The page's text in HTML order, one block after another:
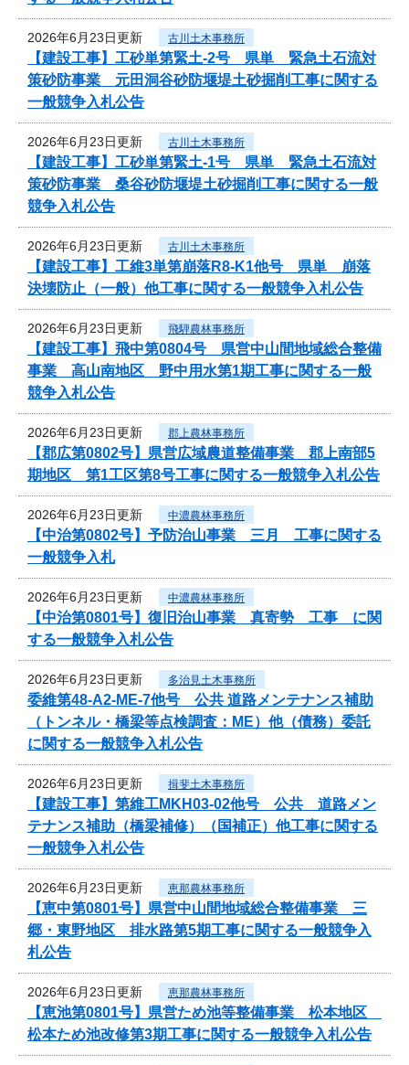
2026年6月23日更新 古川土木事務所
【建設工事】工砂単第緊土-2号 県単 緊急土石流対
策砂防事業 元田洞谷砂防堰堤土砂掘削工事に関する
一般競争入札公告
2026年6月23日更新 古川土木事務所
【建設工事】工砂単第緊土-1号 県単 緊急土石流対
策砂防事業 桑谷砂防堰堤土砂掘削工事に関する一般
競争入札公告
2026年6月23日更新 古川土木事務所
【建設工事】工維3単第崩落R8-K1他号 県単 崩落
決壊防止（一般）他工事に関する一般競争入札公告
2026年6月23日更新 飛騨農林事務所
【建設工事】飛中第0804号 県営中山間地域総合整備
事業 高山南地区 野中用水第1期工事に関する一般
競争入札公告
2026年6月23日更新 郡上農林事務所
【郡広第0802号】県営広域農道整備事業 郡上南部5
期地区 第1工区第8号工事に関する一般競争入札公告
2026年6月23日更新 中濃農林事務所
【中治第0802号】予防治山事業 三月 工事に関する
一般競争入札
2026年6月23日更新 中濃農林事務所
【中治第0801号】復旧治山事業 真寄勢 工事 に関
する一般競争入札公告
2026年6月23日更新 多治見土木事務所
委維第48-A2-ME-7他号 公共 道路メンテナンス補助
（トンネル・橋梁等点検調査：ME）他（債務）委託
に関する一般競争入札公告
2026年6月23日更新 揖斐土木事務所
【建設工事】第維工MKH03-02他号 公共 道路メン
テナンス補助（橋梁補修）（国補正）他工事に関する
一般競争入札公告
2026年6月23日更新 恵那農林事務所
【恵中第0801号】県営中山間地域総合整備事業 三
郷・東野地区 排水路第5期工事に関する一般競争入
札公告
2026年6月23日更新 恵那農林事務所
【恵池第0801号】県営ため池等整備事業 松本地区
松本ため池改修第3期工事に関する一般競争入札公告